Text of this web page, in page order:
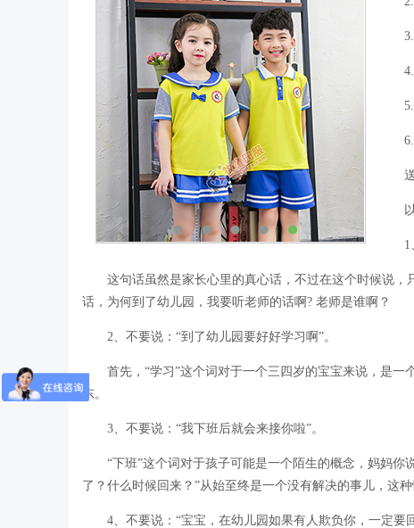
1
这句话虽然是家长心里的真心话，不过在这个时候说
话，为何到了幼儿园，我要听老师的话啊? 老师是谁啊？
2、不要说：“到了幼儿园要好好学习啊”。
首先，“学习”这个词对于一个三四岁的宝宝来说，是
东。
3、不要说：“我下班后就会来接你啦”。
“下班”这个词对于孩子可能是一个陌生的概念，妈妈
了？什么时候回来？”从始至终是一个没有解决的事儿，这种
4、不要说：“宝宝，在幼儿园如果有人欺负你，一定要